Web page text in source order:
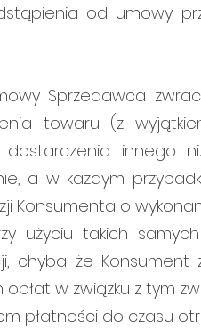
od umowy
Sprzedawca
towaru (z
innego
a w każdym
Konsumenta o
użyciu takich
chyba że Konsument
w związku z tym
płatności do czasu